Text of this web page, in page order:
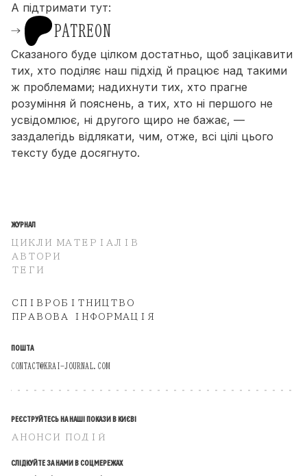
А підтримати тут:
PATREON
Сказаного буде цілком достатньо, щоб зацікавити
тих, хто поділяє наш підхід й працює над такими
ж проблемами; надихнути тих, хто прагне
розуміння й пояснень, а тих, хто ні першого не
усвідомлює, ні другого щиро не бажає, —
заздалегідь відлякати, чим, отже, всі цілі цього
тексту буде досягнуто.
ЖУРНАЛ
ЦИКЛИ МАТЕРІАЛІВ
АВТОРИ
ТЕГИ
СПІВРОБІТНИЦТВО
ПРАВОВА ІНФОРМАЦІЯ
ПОШТА
CONTACT@KRAI-JOURNAL.COM
РЕЄСТРУЙТЕСЬ НА НАШІ ПОКАЗИ В КИЄВІ
АНОНСИ ПОДІЙ
СЛІДКУЙТЕ ЗА НАМИ В СОЦМЕРЕЖАХ